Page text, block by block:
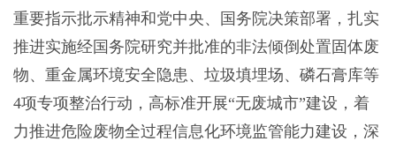
重要指示批示精神和党中央、国务院决策部署，扎实
推进实施经国务院研究并批准的非法倾倒处置固体废
物、重金属环境安全隐患、垃圾填埋场、磷石膏库等
4项专项整治行动，高标准开展“无废城市”建设，着
力推进危险废物全过程信息化环境监管能力建设，深